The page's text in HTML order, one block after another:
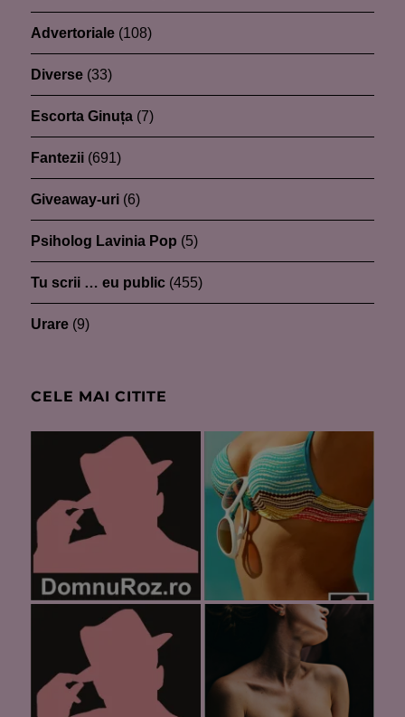
Advertoriale (108)
Diverse (33)
Escorta Ginuța (7)
Fantezii (691)
Giveaway-uri (6)
Psiholog Lavinia Pop (5)
Tu scrii … eu public (455)
Urare (9)
CELE MAI CITITE